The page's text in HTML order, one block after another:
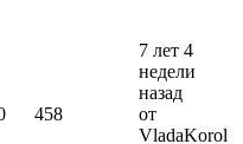
458
7 лет 4
недели
назад
от
VladaKorol